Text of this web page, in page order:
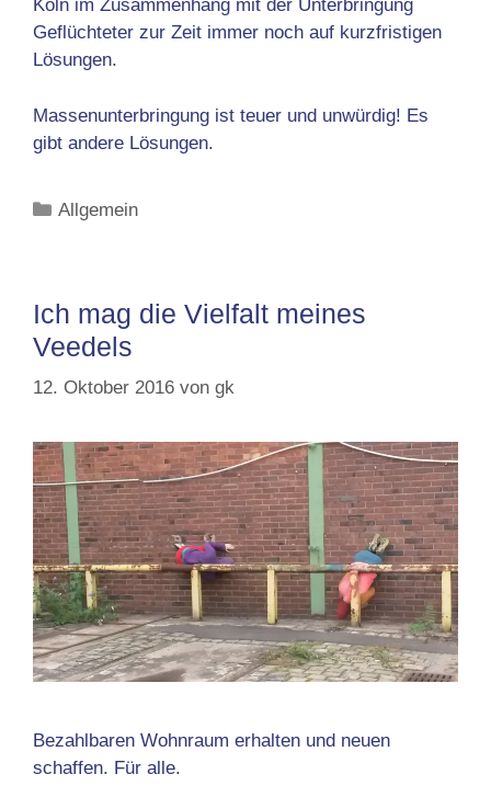
Köln im Zusammenhang mit der Unterbringung
Geflüchteter zur Zeit immer noch auf kurzfristigen
Lösungen.
Massenunterbringung ist teuer und unwürdig! Es
gibt andere Lösungen.
Kategorien
Allgemein
Ich mag die Vielfalt meines
Veedels
12. Oktober 2016 von gk
Bezahlbaren Wohnraum erhalten und neuen
schaffen. Für alle.